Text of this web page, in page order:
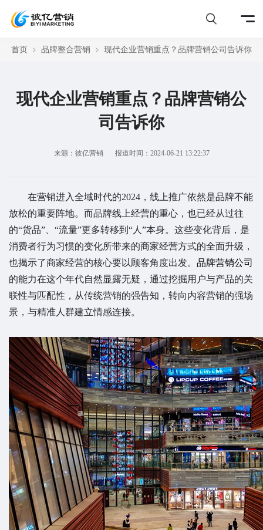
首页 品牌整合营销 现代企业营销重点？品牌营销公司告诉你
现代企业营销重点？品牌营销公
司告诉你
来源：彼亿营销 报道时间：2024-06-21 13:22:37
在营销进入全域时代的2024，线上推广依然是品牌不能
放松的重要阵地。而品牌线上经营的重心，也已经从过往
的“货品”、“流量”更多转移到“人”本身。这些变化背后，是
消费者行为习惯的变化所带来的商家经营方式的全面升级，
也揭示了商家经营的核心要以顾客角度出发。 品牌营销公司
的能力在这个年代自然显露无疑，通过挖掘用户与产品的关
联性与匹配性，从传统营销的强告知，转向内容营销的强场
景，与精准人群建立情感连接。